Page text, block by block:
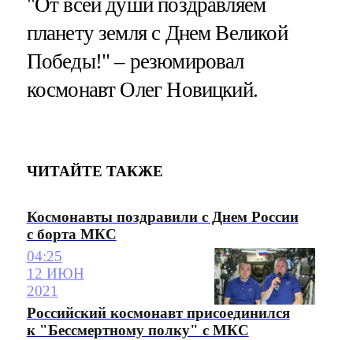
планету земля с Днем Великой
Победы!" – резюмировал
космонавт Олег Новицкий.
ЧИТАЙТЕ ТАКЖЕ
Космонавты поздравили с Днем России
с борта МКС
04:25
12 ИЮН
2021
Российский космонавт присоединился
к "Бессмертному полку" с МКС